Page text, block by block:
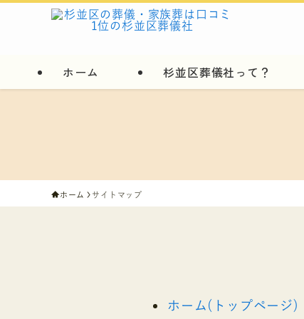
ホーム 杉並区葬儀社って？
ホーム サイトマップ
ホーム(トップページ)